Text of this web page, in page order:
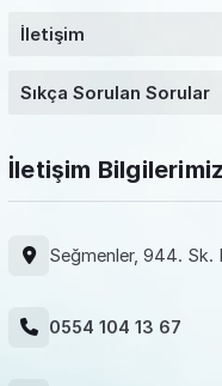
İletişim
Sıkça Sorulan Sorular
İletişim Bilgilerimiz
Seğmenler, 944. Sk.
0554 104 13 67